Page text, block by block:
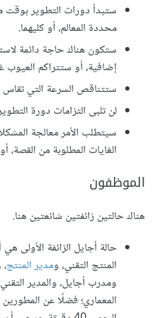
ستبدأ دورات التطوير بوقت
محددة المعالم، أو كليهما.
ستكون هناك حاجة دائمة
إضافية، أو ستتراكم العيوب
ستتناقص السرعة التي تقاس
لن تلبى التزامات دورة
سيتطلب الأمر معالجة
الغايات المطلوبة من القصة،
الموظفون
هناك حالتين زائفتين شائعتين هنا.
حالة أجايل الزائفة الأولى
المنتج التقني، ومدير المنتج
ومدرب أجايل، والمدير
المعماري؛ فضلًا عن